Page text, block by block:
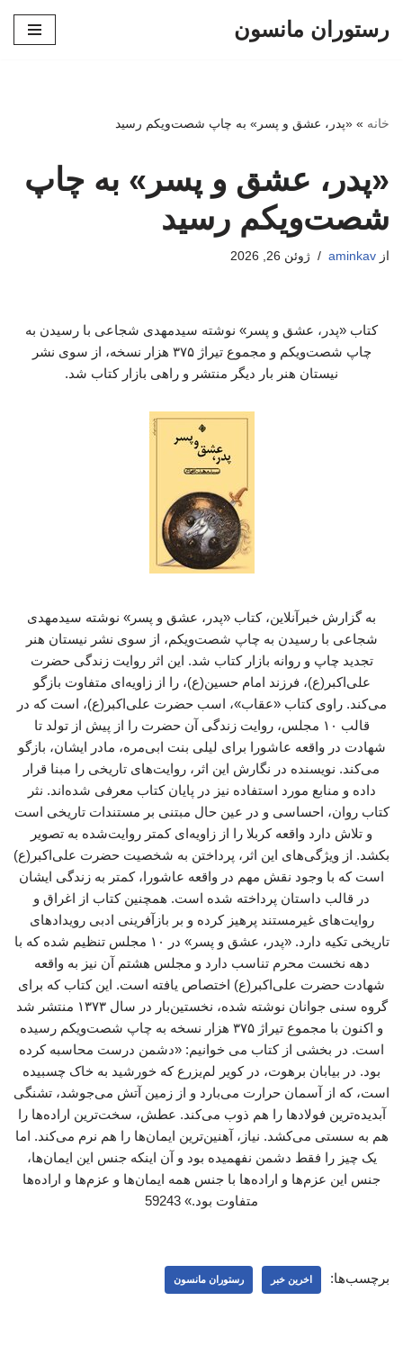
رستوران مانسون
خانه » «پدر، عشق و پسر» به چاپ شصت‌ویکم رسید
«پدر، عشق و پسر» به چاپ
شصت‌ویکم رسید
از aminkav ژوئن 26, 2026
کتاب «پدر، عشق و پسر» نوشته سیدمهدی شجاعی با رسیدن به
چاپ شصت‌ویکم و مجموع تیراژ ۳۷۵ هزار نسخه، از سوی نشر
نیستان هنر بار دیگر منتشر و راهی بازار کتاب شد.
به گزارش خبرآنلاین، کتاب «پدر، عشق و پسر» نوشته سیدمهدی
شجاعی با رسیدن به چاپ شصت‌ویکم، از سوی نشر نیستان هنر
تجدید چاپ و روانه بازار کتاب شد. این اثر روایت زندگی حضرت
علی‌اکبر(ع)، فرزند امام حسین(ع)، را از زاویه‌ای متفاوت بازگو
می‌کند. راوی کتاب «عقاب»، اسب حضرت علی‌اکبر(ع)، است که در
قالب ۱۰ مجلس، روایت زندگی آن حضرت را از پیش از تولد تا
شهادت در واقعه عاشورا برای لیلی بنت ابی‌مره، مادر ایشان، بازگو
می‌کند. نویسنده در نگارش این اثر، روایت‌های تاریخی را مبنا قرار
داده و منابع مورد استفاده نیز در پایان کتاب معرفی شده‌اند. نثر
کتاب روان، احساسی و در عین حال مبتنی بر مستندات تاریخی است
و تلاش دارد واقعه کربلا را از زاویه‌ای کمتر روایت‌شده به تصویر
بکشد. از ویژگی‌های این اثر، پرداختن به شخصیت حضرت علی‌اکبر(ع)
است که با وجود نقش مهم در واقعه عاشورا، کمتر به زندگی ایشان
در قالب داستان پرداخته شده است. همچنین کتاب از اغراق و
روایت‌های غیرمستند پرهیز کرده و بر بازآفرینی ادبی رویدادهای
تاریخی تکیه دارد. «پدر، عشق و پسر» در ۱۰ مجلس تنظیم شده که با
دهه نخست محرم تناسب دارد و مجلس هشتم آن نیز به واقعه
شهادت حضرت علی‌اکبر(ع) اختصاص یافته است. این کتاب که برای
گروه سنی جوانان نوشته شده، نخستین‌بار در سال ۱۳۷۳ منتشر شد
و اکنون با مجموع تیراژ ۳۷۵ هزار نسخه به چاپ شصت‌ویکم رسیده
است. در بخشی از کتاب می خوانیم: «دشمن درست محاسبه کرده
بود. در بیابان برهوت، در کویر لم‌یزرع که خورشید به خاک چسبیده
است، که از آسمان حرارت می‌بارد و از زمین آتش می‌جوشد، تشنگی
آبدیده‌ترین فولادها را هم ذوب می‌کند. عطش، سخت‌ترین اراده‌ها را
هم به سستی می‌کشد. نیاز، آهنین‌ترین ایمان‌ها را هم نرم می‌کند. اما
یک چیز را فقط دشمن نفهمیده بود و آن اینکه جنس این ایمان‌ها،
جنس این عزم‌ها و اراده‌ها با جنس همه ایمان‌ها و عزم‌ها و اراده‌ها
متفاوت بود.» 59243
برچسب‌ها: اخرین خبر رستوران مانسون